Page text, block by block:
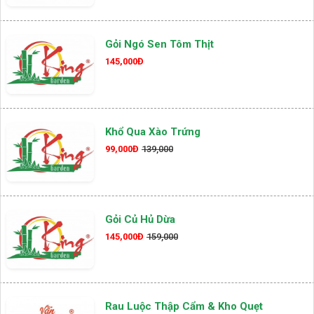
Gỏi Ngó Sen Tôm Thịt
145,000Đ
Khổ Qua Xào Trứng
99,000Đ 139,000
Gỏi Củ Hủ Dừa
145,000Đ 159,000
Rau Luộc Thập Cẩm & Kho Quẹt